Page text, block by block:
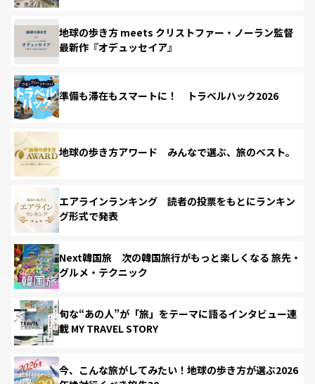
地球の歩き方 meets クリストファー・ノーラン監督
最新作『オデュッセイア』
準備も滞在もスマートに！ トラベルハック2026
地球の歩き方アワード みんなで選ぶ、旅のベスト。
エアラインランキング 読者の投票をもとにランキン
グ形式で発表
Next韓国旅 次の韓国旅行がもっと楽しくなる 旅先・
グルメ・テクニック
旬な“あの人”が「旅」をテーマに語るインタビュー連
載 MY TRAVEL STORY
今、こんな旅がしてみたい！地球の歩き方が選ぶ2026